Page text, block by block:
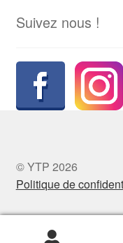
Suivez nous !
© YTP 2026
Politique de